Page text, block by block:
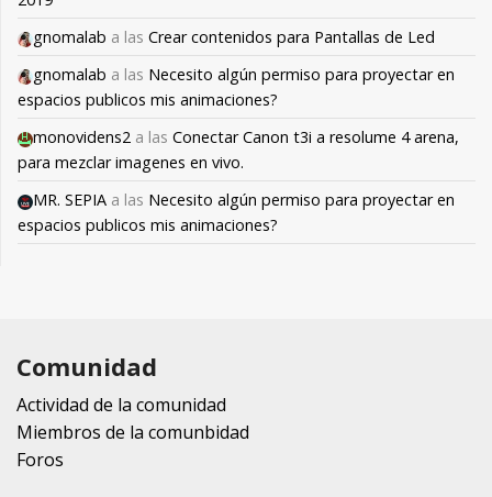
gnomalab a las Crear contenidos para Pantallas de Led
gnomalab a las Necesito algún permiso para proyectar en
espacios publicos mis animaciones?
monovidens2 a las Conectar Canon t3i a resolume 4 arena,
para mezclar imagenes en vivo.
MR. SEPIA a las Necesito algún permiso para proyectar en
espacios publicos mis animaciones?
Comunidad
Actividad de la comunidad
Miembros de la comunbidad
Foros